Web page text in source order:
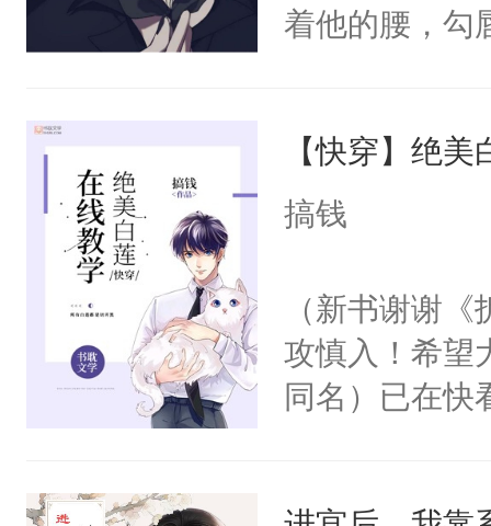
着他的腰，勾
来，给老公
用力——为你
【快穿】绝
搞钱
（新书谢谢
攻慎入！希望
同名）已在快